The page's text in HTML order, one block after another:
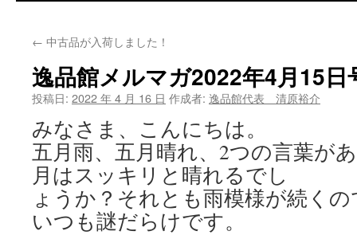
← 中古品が入荷しました！
逸品館メルマガ2022年4月15日
投稿日: 2022 年 4 月 16 日 作成者: 逸品館代表 清原裕介
みなさま、こんにちは。
五月雨、五月晴れ、2つの言葉が
月はスッキリと晴れるでし
ょうか？それとも雨模様が続く
いつも謎だらけです。